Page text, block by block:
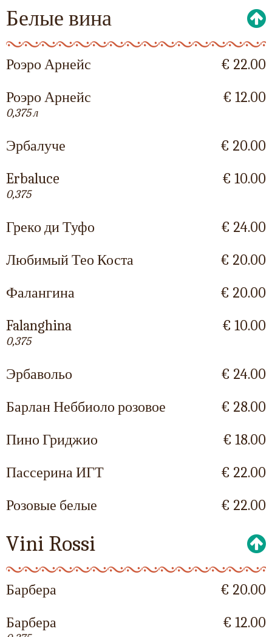
Белые вина
Роэро Арнейс
€ 22.00
Роэро Арнейс
0,375 л
€ 12.00
Эрбалуче
€ 20.00
Erbaluce
0,375
€ 10.00
Греко ди Туфо
€ 24.00
Любимый Тео Коста
€ 20.00
Фалангина
€ 20.00
Falanghina
0,375
€ 10.00
Эрбавольо
€ 24.00
Барлан Неббиоло розовое
€ 28.00
Пино Гриджио
€ 18.00
Пассерина ИГТ
€ 22.00
Розовые белые
€ 22.00
Vini Rossi
Барбера
€ 20.00
Барбера
€ 12.00